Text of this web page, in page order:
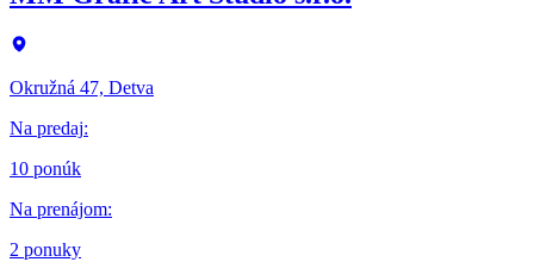
Okružná 47, Detva
Na predaj:
10 ponúk
Na prenájom:
2 ponuky